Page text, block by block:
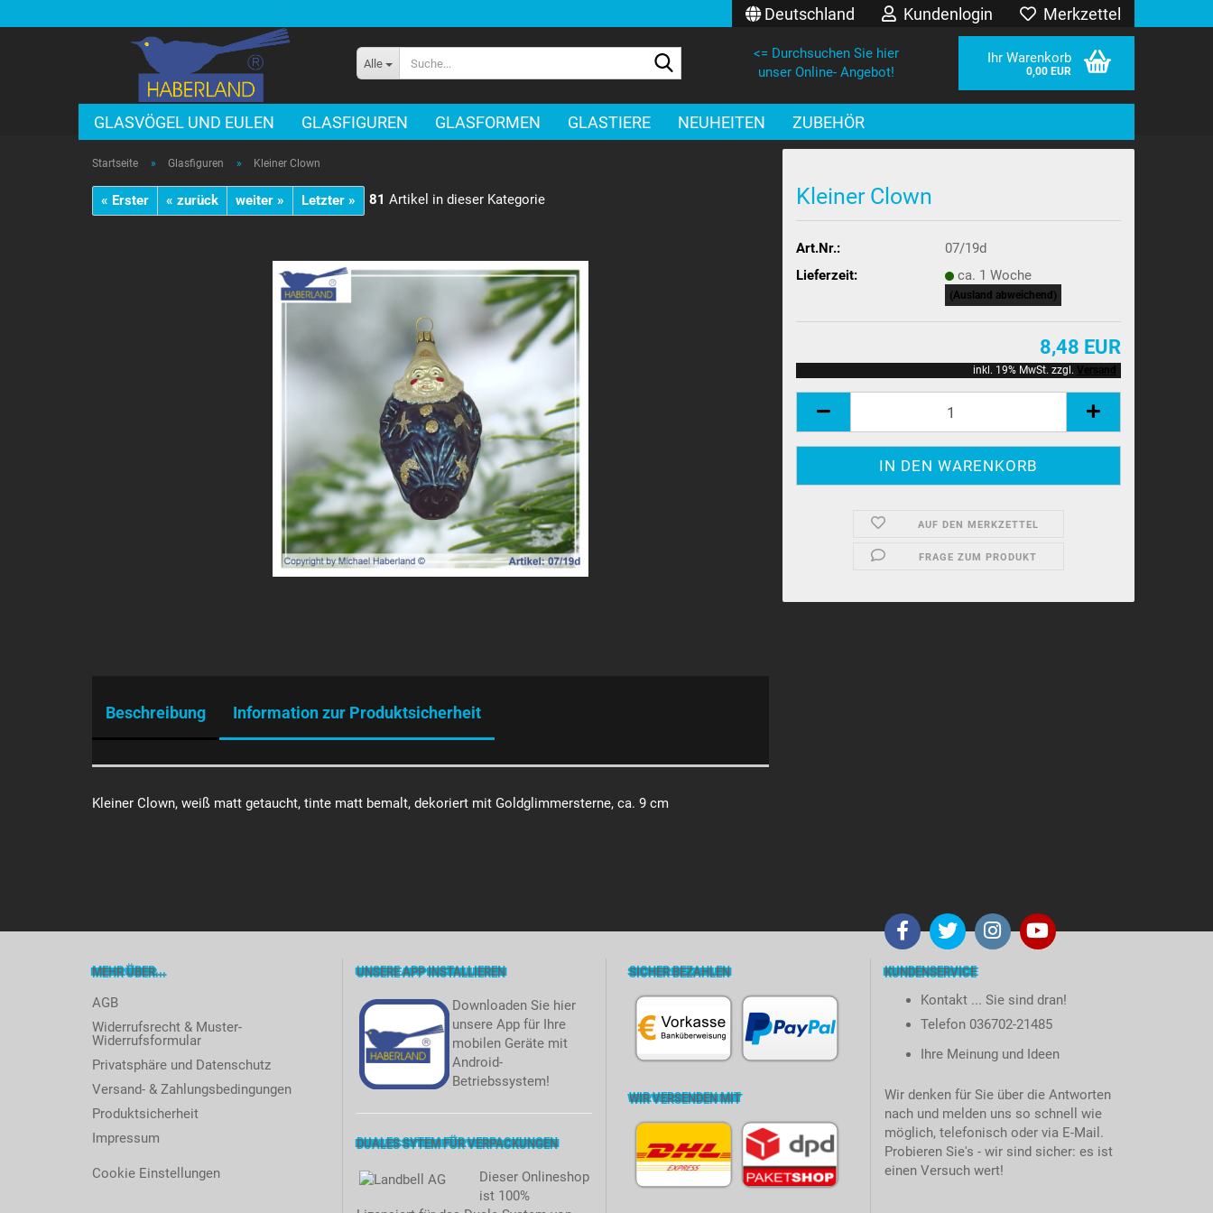
Deutschland Kundenlogin Merkzettel
Alle
<= Durchsuchen Sie hier
unser Online- Angebot!
Ihr Warenkorb
0,00 EUR
GLASVÖGEL UND EULEN GLASFIGUREN GLASFORMEN GLASTIERE NEUHEITEN ZUBEHÖR
Startseite » Glasfiguren » Kleiner Clown
« Erster « zurück weiter » Letzter » 81 Artikel in dieser Kategorie Kleiner Clown
Art.Nr.:
07/19d
Lieferzeit:
ca. 1 Woche
(Ausland abweichend)
8,48 EUR
inkl. 19% MwSt. zzgl. Versand
AUF DEN MERKZETTEL
FRAGE ZUM PRODUKT
Beschreibung Information zur Produktsicherheit
Kleiner Clown, weiß matt getaucht, tinte matt bemalt, dekoriert mit Goldglimmersterne, ca. 9 cm
MEHR ÜBER...
AGB
Widerrufsrecht & Muster-
Widerrufsformular
Privatsphäre und Datenschutz
Versand- & Zahlungsbedingungen
Produktsicherheit
Impressum
Cookie Einstellungen
UNSERE APP INSTALLIEREN
Downloaden Sie hier
unsere App für Ihre
mobilen Geräte mit
Android-
Betriebssystem!
DUALES SYTEM FÜR VERPACKUNGEN
Dieser Onlineshop
ist 100%
SICHER BEZAHLEN
WIR VERSENDEN MIT
KUNDENSERVICE
Kontakt ... Sie sind dran!
Telefon 036702-21485
Ihre Meinung und Ideen
Wir denken für Sie über die Antworten
nach und melden uns so schnell wie
möglich, telefonisch oder via E-Mail.
Probieren Sie's - wir sind sicher: es ist
einen Versuch wert!